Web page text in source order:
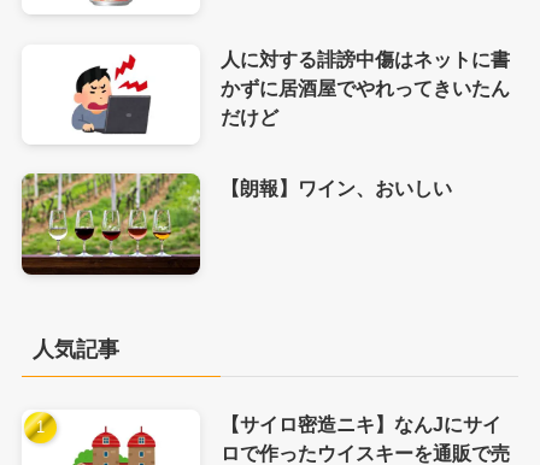
人に対する誹謗中傷はネットに書
かずに居酒屋でやれってきいたん
だけど
【朗報】ワイン、おいしい
人気記事
【サイロ密造ニキ】なんJにサイ
ロで作ったウイスキーを通販で売